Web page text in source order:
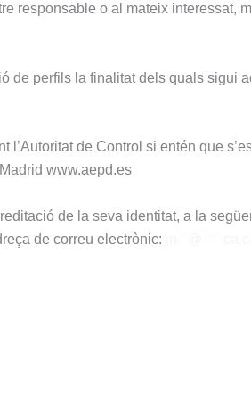
responsable o al mateix interessat,
de perfils la finalitat dels quals sigui
de Control si entén que
www.aepd.es
de la seva identitat, a la
de correu electrònic: